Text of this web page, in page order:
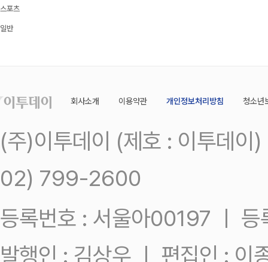
스포츠
일반
회사소개 이용약관 개인정보처리방침 청소년
(주)이투데이 (제호 : 이투데
02) 799-2600
등록번호 : 서울아00197 ㅣ
발행인 : 김상우 ㅣ 편집인 : 이